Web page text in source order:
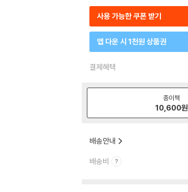
사용 가능한 쿠폰 받기
앱 다운 시 1천원 상품권
결제혜택
종이책
10,600원
배송안내
배송비